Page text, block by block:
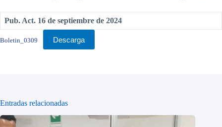
Pub. Act. 16 de septiembre de 2024
Boletin_0309 Descarga
Entradas relacionadas